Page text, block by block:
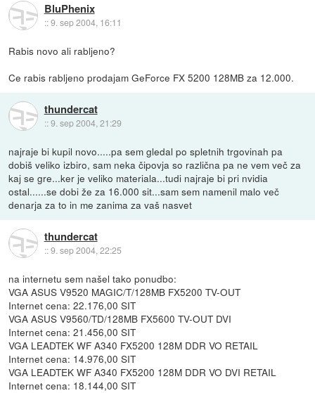
BluPhenix
::9. sep 2004, 16:11
Rabis novo ali rabljeno?
Ce rabis rabljeno prodajam GeForce FX 5200 128MB za 12.000.
thundercat
::9. sep 2004, 21:29
najraje bi kupil novo.....pa sem gledal po spletnih trgovinah pa
dobiš veliko izbiro, sam neka čipovja so različna pa ne vem več za
kaj se gre...ker je veliko materiala...tudi najraje bi pri nvidia
ostal......se dobi že za 16.000 sit...sam sem namenil malo več
denarja za to in me zanima za vaš nasvet
thundercat
::9. sep 2004, 22:25
na internetu sem našel tako ponudbo:
VGA ASUS V9520 MAGIC/T/128MB FX5200 TV-OUT
Internet cena: 22.176,00 SIT
VGA ASUS V9560/TD/128MB FX5600 TV-OUT DVI
Internet cena: 21.456,00 SIT
VGA LEADTEK WF A340 FX5200 128M DDR VO RETAIL
Internet cena: 14.976,00 SIT
VGA LEADTEK WF A340 FX5200 128M DDR VO DVI RETAIL
Internet cena: 18.144,00 SIT